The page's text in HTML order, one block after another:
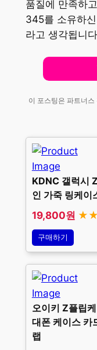
품질에 만족하
345를 소유하
라고 생각됩니
이 포스팅은 파트너
KDNC 갤럭시
인 가죽 링케이
19,800원
구매하기
오이키 Z플립
대폰 케이스 카
랩